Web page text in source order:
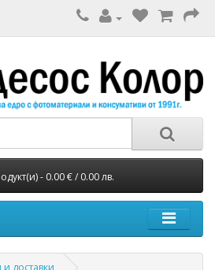
0 продукт(и) - 0.00 € / 0.00 лв.